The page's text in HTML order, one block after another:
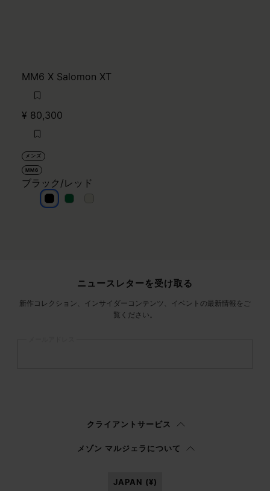
MM6 X Salomon XT
¥ 80,300
メンズ
MM6
ブラック/レッド
ブラック/レッド
ブラック/レッド
ニュースレターを受け取る
新作コレクション、インサイダーコンテンツ、イベントの最新情報をご
覧ください。
プライバシーポリシー を読み、私はマルジェラ S.A.S.U. が
の 3.1.b) 項に記載されたマーケティング*目的のために私の個人データを
クライアントサービス
メゾン マルジェラについて
JAPAN (¥)